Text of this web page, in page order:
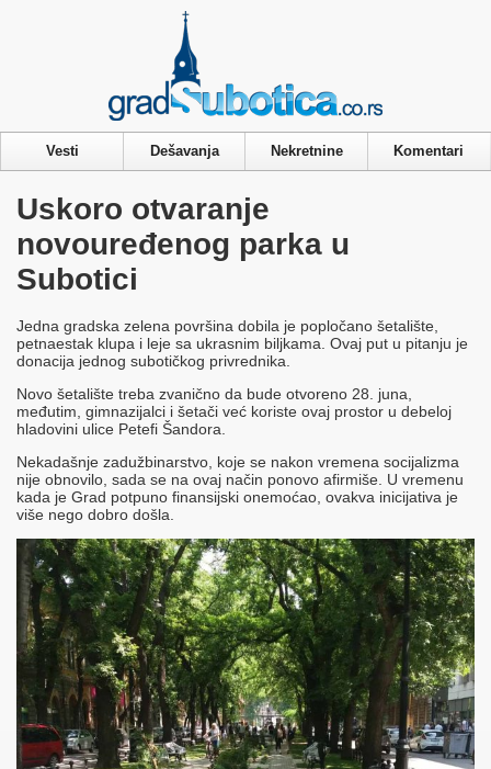
Vesti Dešavanja Nekretnine Komentari
Uskoro otvaranje
novouređenog parka u
Subotici
Jedna gradska zelena površina dobila je popločano šetalište,
petnaestak klupa i leje sa ukrasnim biljkama. Ovaj put u pitanju je
donacija jednog subotičkog privrednika.
Novo šetalište treba zvanično da bude otvoreno 28. juna,
međutim, gimnazijalci i šetači već koriste ovaj prostor u debeloj
hladovini ulice Petefi Šandora.
Nekadašnje zadužbinarstvo, koje se nakon vremena socijalizma
nije obnovilo, sada se na ovaj način ponovo afirmiše. U vremenu
kada je Grad potpuno finansijski onemoćao, ovakva inicijativa je
više nego dobro došla.
Privacy & Cookies Policy